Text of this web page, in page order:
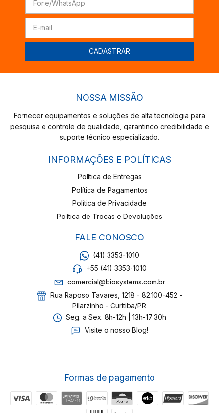
NOSSA MISSÃO
Fornecer equipamentos e soluções de alta tecnologia para
pesquisa e controle de qualidade, garantindo credibilidade e
suporte técnico especializado.
INFORMAÇÕES E POLÍTICAS
Política de Entregas
Política de Pagamentos
Política de Privacidade
Política de Trocas e Devoluções
FALE CONOSCO
(41) 3353-1010
+55 (41) 3353-1010
comercial@biosystems.com.br
Rua Raposo Tavares, 1218 - 82.100-452 -
Pilarzinho - Curitiba/PR
Seg. a Sex. 8h-12h | 13h-17:30h
Visite o nosso Blog!
Formas de pagamento